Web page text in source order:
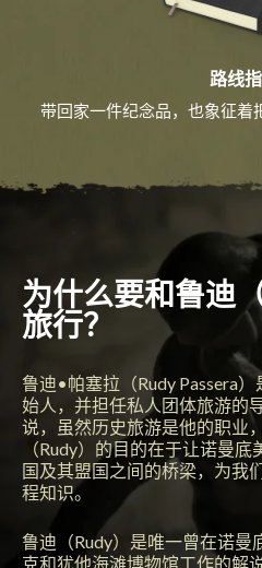
路线
带回家一件纪念品，也象征着
为什么要和鲁迪
旅行？
鲁迪•帕塞拉（Rudy Passera
始人，并担任私人团体旅游的
说，虽然历史旅游是他的职业
（Rudy）的目的在于让诺曼
国及其盟国之间的桥梁，为我
程知识。
鲁迪（Rudy）是唯一曾在诺曼
克和犹他海滩博物馆工作的解